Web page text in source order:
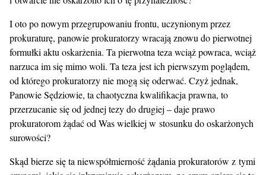
I oto po nowym przegrupowaniu frontu, uczynionym przez
prokuraturę, panowie prokuratorzy wracają znowu do pierwotnej
formułki aktu oskarżenia. Ta pierwotna teza wciąż powraca, wciąż
narzuca im się mimo woli. Ta teza jest ich pierwszym poglądem,
od którego prokuratorzy nie mogą się oderwać. Czyż jednak,
Panowie Sędziowie, ta chaotyczna kwalifikacja prawna, to
przerzucanie się od jednej tezy do drugiej – daje prawo
prokuratorom żądać od Was wielkiej w stosunku do oskarżonych
surowości?
Skąd bierze się ta niewspółmierność żądania prokuratorów z tymi